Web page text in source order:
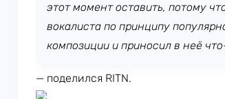
этот момент оставить, потому
вокалиста по принципу
композиции и приносил в неё
— поделился RITN.